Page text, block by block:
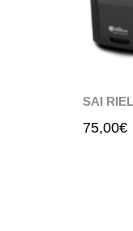
SAI
75,00€